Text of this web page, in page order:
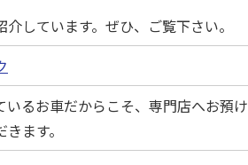
しています。ぜひ、ご覧下さい。
るお車だからこそ、専門店へお預
ます。